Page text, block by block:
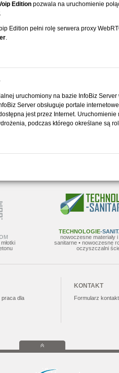
Edition pozwala na uruchomienie
Edition pełni rolę serwera proxy
.
uruchomiony na bazie InfoBiz
Server obsługuje portale
jest przez Internet.
podczas którego określane są
TECHNOLOGIE-
nowoczesne materiały
sanitarne • nowoczesne
oczyszczalni
praca dla
KONTAKT
Formularz